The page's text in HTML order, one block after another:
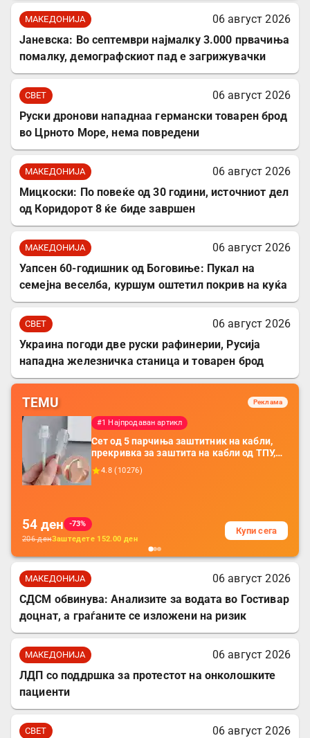
МАКЕДОНИЈА
06 август 2026
Јаневска: Во септември најмалку 3.000 првачиња
помалку, демографскиот пад е загрижувачки
СВЕТ
06 август 2026
Руски дронови нападнаа германски товарен брод
во Црното Море, нема повредени
МАКЕДОНИЈА
06 август 2026
Мицкоски: По повеќе од 30 години, источниот дел
од Коридорот 8 ќе биде завршен
МАКЕДОНИЈА
06 август 2026
Уапсен 60-годишник од Боговиње: Пукал на
семејна веселба, куршум оштетил покрив на куќа
СВЕТ
06 август 2026
Украина погоди две руски рафинерии, Русија
нападна железничка станица и товарен брод
TEMU Реклама
#1 Најпродаван артикл
Сет од 5 парчиња заштитник на кабли,
прекривка за заштита на кабли од ТПУ,
додатоци за заштита на кабли, без
батерија, за мобилни телефони, комплет
4.8 (10276)
54 ден
-73%
206денЗаштедете 152.00 ден
Купи сега
МАКЕДОНИЈА
06 август 2026
СДСМ обвинува: Анализите за водата во Гостивар
доцнат, а граѓаните се изложени на ризик
МАКЕДОНИЈА
06 август 2026
ЛДП со поддршка за протестот на онколошките
пациенти
СВЕТ
06 август 2026